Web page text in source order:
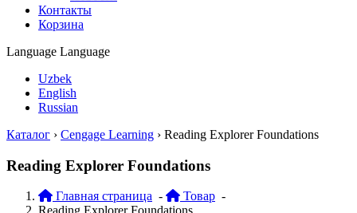
Контакты
Корзина
Language Language
Uzbek
English
Russian
Каталог › Cengage Learning › Reading Explorer Foundations
Reading Explorer Foundations
Главная страница - Товар -